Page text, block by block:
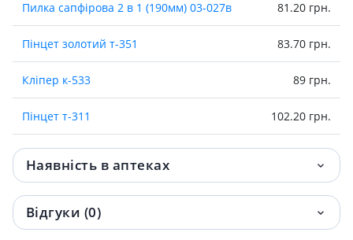
Пилка сапфірова 2 в 1 (190мм) 03-027в 81.20 грн.
Пінцет золотий т-351 83.70 грн.
Кліпер к-533 89 грн.
Пінцет т-311 102.20 грн.
Пінцет т-312 102.20 грн.
Кліпер к-524 132.70 грн.
Наявність в аптеках
Відгуки (0)